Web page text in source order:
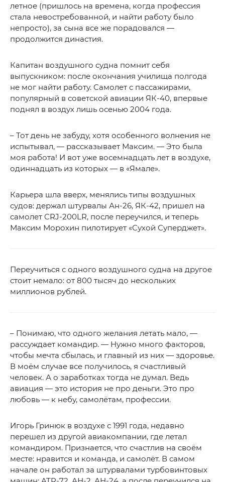
летное (пришлось на времена, когда профессия
стала невостребованной, и найти работу было
непросто), за сына все же порадовался —
продолжится династия.
Капитан воздушного судна помнит себя
выпускником: после окончания училища полгода
не мог найти работу. Самолет с пассажирами,
популярный в советской авиации ЯК-40, впервые
поднял в воздух лишь осенью 2004 года.
– Тот день не забуду, хотя особенного волнения не
испытывал, — рассказывает Максим. — Это была
моя работа! И вот уже восемнадцать лет в воздухе,
одиннадцать из которых — в «Ямале».
Карьера шла вверх, менялись типы воздушных
судов: держал штурвалы Ан-26, ЯК-42, пришел на
самолет CRJ-200LR, после переучился, и теперь
Максим Морохин пилотирует «Сухой Суперджет».
Переучиться с одного воздушного судна на другое
стоит немало: от 800 тысяч до нескольких
миллионов рублей.
– Понимаю, что одного желания летать мало, —
рассуждает командир. — Нужно много факторов,
чтобы мечта сбылась, и главный из них — здоровье.
В моём случае все получилось, я счастливый
человек. А о заработках тогда не думал. Ведь
авиация — это история не про деньги. Это про
любовь — к небу, самолётам, профессии.
Игорь Гринюк в воздухе с 1991 года, недавно
перешел из другой авиакомпании, где летал
командиром. Признается, что счастлив на своём
месте: нравится и команда, и самолёт. В самом
начале он работал за штурвалами турбовинтовых